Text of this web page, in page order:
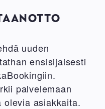
uuden
ensisijaisesti
palvelemaan
olevia asiakkaita.